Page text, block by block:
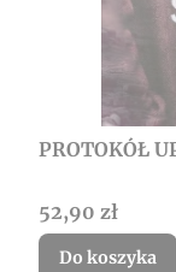
PROTOKÓŁ
Cena
52,90 zł
Do koszyka